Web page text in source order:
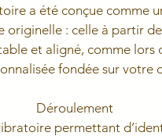
a été conçue comme
originelle : celle à partir
et aligné, comme lors
fondée sur votre
Déroulement
permettant